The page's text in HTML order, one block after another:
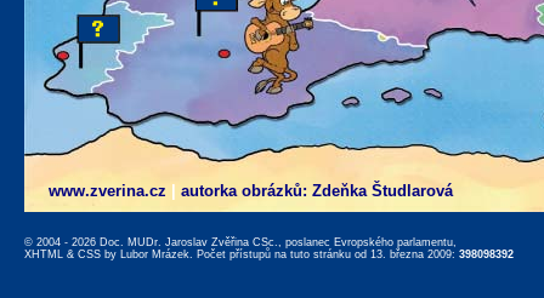
www.zverina.cz autorka obrázků: Zdeňka Študlarová
© 2004 - 2026 Doc. MUDr. Jaroslav Zvěřina CSc., poslanec Evropského parlamentu,
XHTML & CSS by Lubor Mrázek. Počet přístupů na tuto stránku od 13. března 2009: 398098392